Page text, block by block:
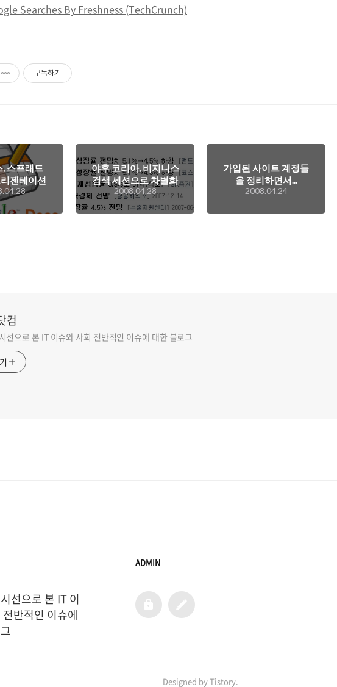
Searches By Freshness (TechCrunch)
구독하기
스프래드
젠테이션
라인에서..
야후 코리아, 비지니스
검색 세션으로 차별화
를 시도
2008.04.28
가입된 사이트 계정들
을 정리하면서...
2008.04.24
컴
선으로 본 IT 이슈와 사회 전반적인 이슈에 대한 블로그
선으로 본 IT 이
반적인 이슈에
ADMIN
admin
글
쓰
Designed by Tistory.